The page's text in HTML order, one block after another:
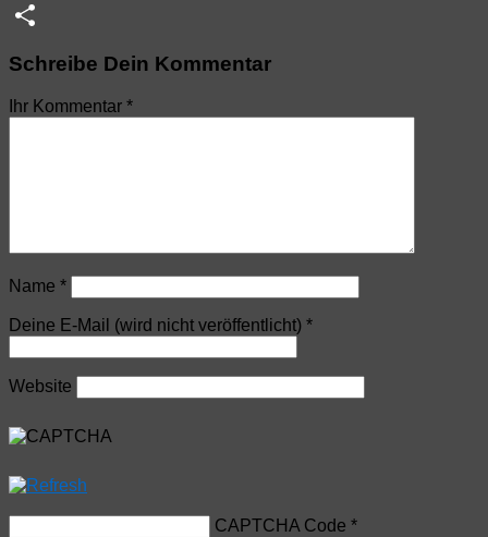
Telegram
Schreibe Dein Kommentar
Ihr Kommentar *
Name *
Deine E-Mail (wird nicht veröffentlicht) *
Website
CAPTCHA Code *